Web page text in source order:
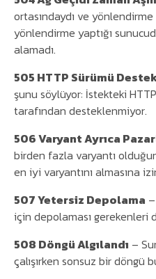
ortasındaydı ve
yönlendirme yaptığı
alamadı.
505 HTTP Sürümü
şunu söylüyor: İstekteki
tarafından desteklenmiyor.
506 Varyant Ayrıca
birden fazla varyantı
en iyi varyantını almasına
507 Yetersiz Depolama
için depolaması gerekenleri
508 Döngü Algılandı –
çalışırken sonsuz bir döngü